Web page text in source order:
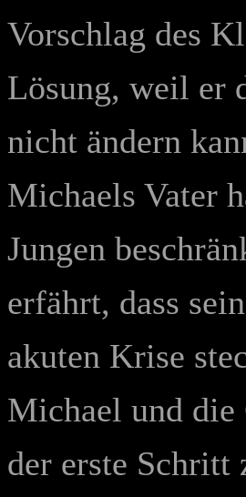
Vorschlag des
Lösung, weil er
nicht ändern
Michaels Vater
Jungen
erfährt, dass
akuten Krise
Michael und
der erste Schritt